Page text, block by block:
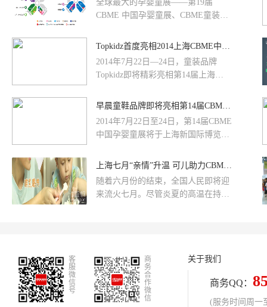
CBME中国孕婴童展开展“一个
CBME，两大展馆联动”
全球最大的孕婴童展——第19届
CBME 中国孕婴童展、CBME童装
26日在上海国家会展中心举办，
日在上海世博展览馆举办。
Topkidz首度亮相2014上海CBME中国孕婴童展
2014年7月22日—24日，童装品牌
Topkidz即将精彩亮相第14届上海
丽的童装，环保英伦的家居风格展厅
Topkidz是上海佳齐服饰用品有限公司
依托多年童装运营经验和对国际童装
立的全新的儿童生活概念品牌，提供
全新的儿童服饰及生活乐趣产品和服
务。Topkidz产品覆盖4-
早晨童鞋品牌即将亮相第14届CBME中国孕婴童展
2014年7月22日至24日，第14届CBME
中国孕婴童展将于上海新国际博览中
展，此次展会吸引了1751家展商、
童装童鞋、孕装内衣、玩具配饰等展
品，还有来自世界各地的专业观众、
的广州早晨儿童用品有限公司也受邀
参加本次展会，届时将携旗下
上海七月“亲情”升温 可儿助力CBME孕婴童展
随着六月份的结束，全国人民即将迎
来流火七月。尽管炎夏的高温在持续
客
服
微
信
号
商
务
合
作
微
信
关于我们
商务QQ：
(服务时间周一